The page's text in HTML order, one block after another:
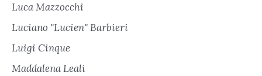
Luca Mazzocchi
Luciano "Lucien" Barbieri
Luigi Cinque
Maddalena Leali